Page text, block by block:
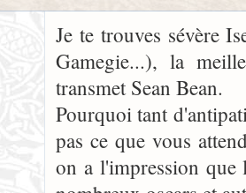
Je te trouves sévère
Gamegie...), la
transmet Sean Bean.
Pourquoi tant
pas ce que vous
on a l'impression